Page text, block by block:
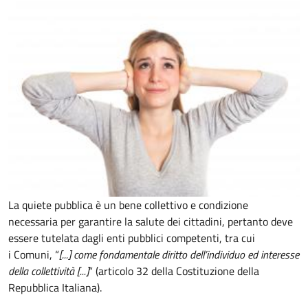
La quiete pubblica è un bene collettivo e condizione
necessaria per garantire la salute dei cittadini, pertanto deve
essere tutelata dagli enti pubblici competenti, tra cui
i Comuni, “[...] come fondamentale diritto dell’individuo ed interesse
della collettività [...]“ (articolo 32 della Costituzione della
Repubblica Italiana).